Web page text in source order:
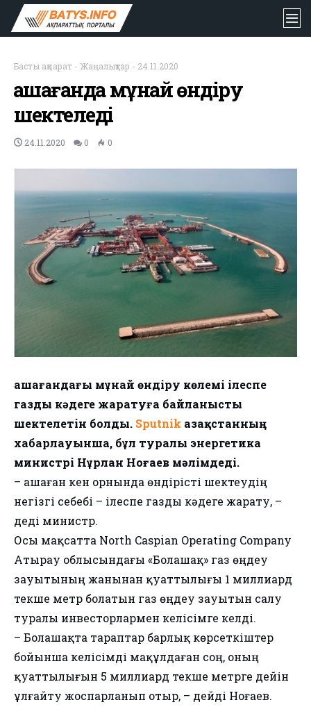
Басты ақпарат - Жаңалықтар - 24.11.2020
Қашағанда мұнай өндіру
шектеледі
24.11.2020 0 0
Қашағандағы мұнай өндіру көлемі ілеспе
газды кәдеге жаратуға байланысты
шектелетін болды. Sputnik Қазақстанның
хабарлауынша, бұл туралы энергетика
министрі Нұрлан Ноғаев мәлімдеді.
– Қашаған кен орнында өндірісті шектеудің
негізгі себебі – ілеспе газды кәдеге жарату, –
деді министр.
Осы мақсатта North Caspian Operating Company
Атырау облысындағы «Болашақ» газ өңдеу
зауытының жанынан қуаттылығы 1 миллиард
текше метр болатын газ өңдеу зауытын салу
туралы инвесторлармен келісімге келді.
– Болашақта тараптар барлық көрсеткіштер
бойынша келісімді мақұлдаған соң, оның
қуаттылығын 5 миллиард текше метрге дейін
ұлғайту жоспарланып отыр, – дейді Ноғаев.